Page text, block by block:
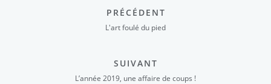
PRÉCÉDENT
L'art foulé du pied
SUIVANT
L’année 2019, une affaire de coups !